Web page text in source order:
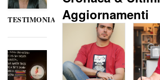
TESTIMONIANZEAggiornamenti